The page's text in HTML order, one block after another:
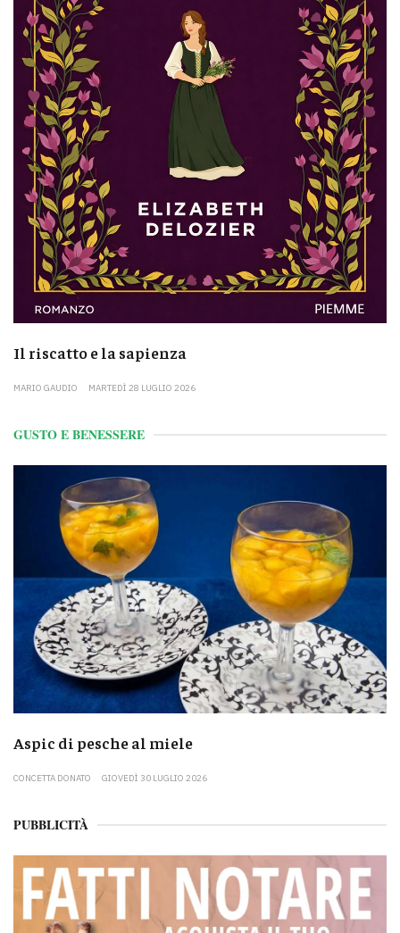
Il riscatto e la sapienza
MARIO GAUDIO MARTEDÌ 28 LUGLIO 2026
GUSTO E BENESSERE
Aspic di pesche al miele
CONCETTA DONATO GIOVEDÌ 30 LUGLIO 2026
PUBBLICITÀ